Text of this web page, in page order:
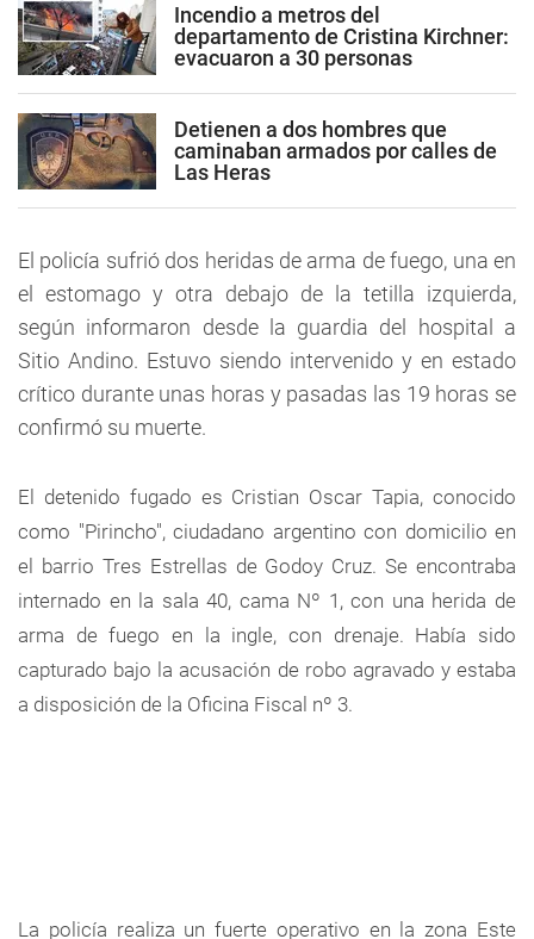
Incendio a metros del
departamento de Cristina Kirchner:
evacuaron a 30 personas
Detienen a dos hombres que
caminaban armados por calles de
Las Heras
El policía sufrió dos heridas de arma de fuego, una en
el estomago y otra debajo de la tetilla izquierda,
según informaron desde la guardia del hospital a
Sitio Andino. Estuvo siendo intervenido y en estado
crítico durante unas horas y pasadas las 19 horas se
confirmó su muerte.
El detenido fugado es Cristian Oscar Tapia, conocido
como "Pirincho", ciudadano argentino con domicilio en
el barrio Tres Estrellas de Godoy Cruz. Se encontraba
internado en la sala 40, cama Nº 1, con una herida de
arma de fuego en la ingle, con drenaje. Había sido
capturado bajo la acusación de robo agravado y estaba
a disposición de la Oficina Fiscal nº 3.
La policía realiza un fuerte operativo en la zona Este